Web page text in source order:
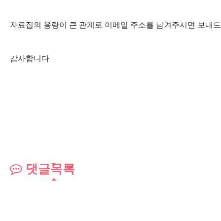
자료집의 용량이 큰 관계로 이메일 주소를 남겨주시면 보내
감사합니다
댓글목록